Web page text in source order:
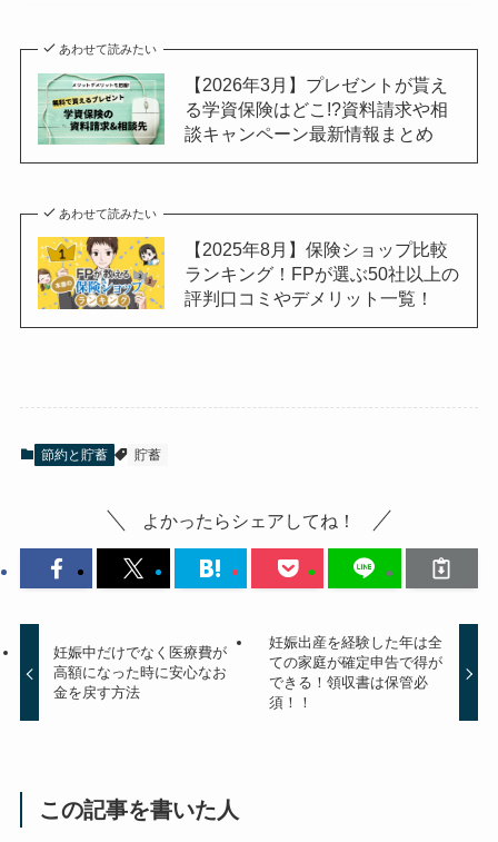
あわせて読みたい
【2026年3月】プレゼントが貰え
る学資保険はどこ!?資料請求や相
談キャンペーン最新情報まとめ
あわせて読みたい
【2025年8月】保険ショップ比較
ランキング！FPが選ぶ50社以上の
評判口コミやデメリット一覧！
節約と貯蓄 貯蓄
よかったらシェアしてね！
妊娠中だけでなく医療費が
高額になった時に安心なお
金を戻す方法
妊娠出産を経験した年は全
ての家庭が確定申告で得が
できる！領収書は保管必
須！！
この記事を書いた人